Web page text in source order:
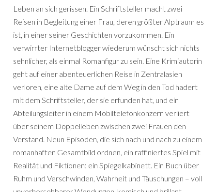
Leben an sich gerissen. Ein Schriftsteller macht zwei
Reisen in Begleitung einer Frau, deren größter Alptraum es
ist, in einer seiner Geschichten vorzukommen. Ein
verwirrter Internetblogger wiederum wünscht sich nichts
sehnlicher, als einmal Romanfigur zu sein. Eine Krimiautorin
geht auf einer abenteuerlichen Reise in Zentralasien
verloren, eine alte Dame auf dem Weg in den Tod hadert
mit dem Schriftsteller, der sie erfunden hat, und ein
Abteilungsleiter in einem Mobiltelefonkonzern verliert
über seinem Doppelleben zwischen zwei Frauen den
Verstand. Neun Episoden, die sich nach und nach zu einem
romanhaften Gesamtbild ordnen, ein raffiniertes Spiel mit
Realität und Fiktionen: ein Spiegelkabinett. Ein Buch über
Ruhm und Verschwinden, Wahrheit und Täuschungen – voll